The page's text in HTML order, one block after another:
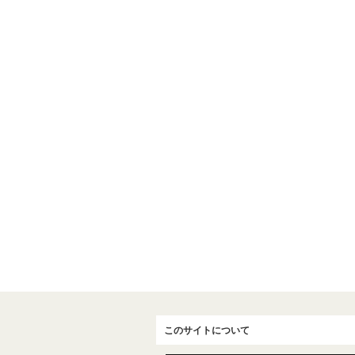
このサイトについて